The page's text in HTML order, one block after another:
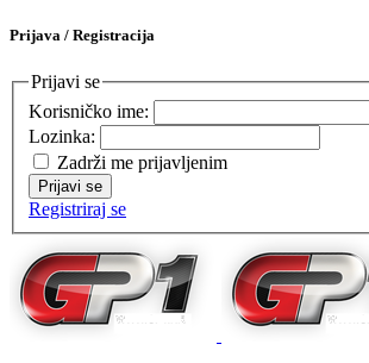
Prijava / Registracija
Prijavi se
Korisničko ime:
Lozinka:
Zadrži me prijavljenim
Prijavi se
Registriraj se